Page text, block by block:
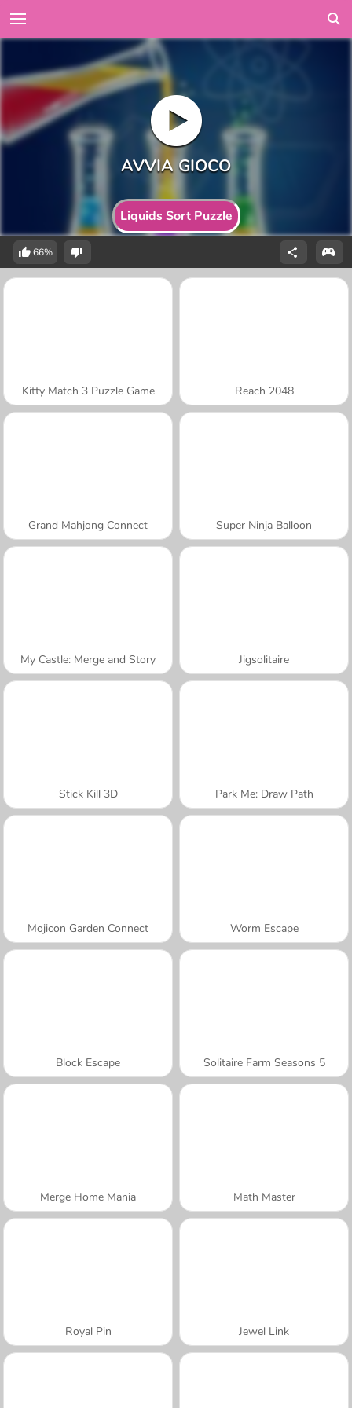
Liquids Sort Puzzle
66%
Kitty Match 3 Puzzle Game Reach 2048
Grand Mahjong Connect Super Ninja Balloon
My Castle: Merge and Story Jigsolitaire
Stick Kill 3D Park Me: Draw Path
Mojicon Garden Connect Worm Escape
Block Escape Solitaire Farm Seasons 5
Merge Home Mania Math Master
Royal Pin Jewel Link